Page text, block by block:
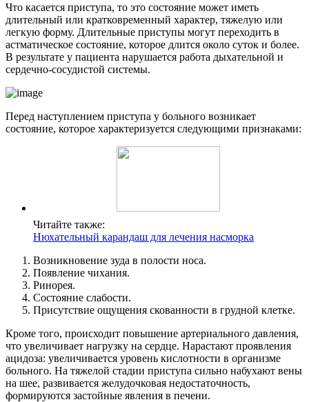
Что касается приступа, то это состояние может иметь
длительный или кратковременный характер, тяжелую или
легкую форму. Длительные приступы могут переходить в
астматическое состояние, которое длится около суток и более.
В результате у пациента нарушается работа дыхательной и
сердечно-сосудистой системы.
Перед наступлением приступа у больного возникает
состояние, которое характеризуется следующими признаками:
Читайте также:
Нюхательный карандаш для лечения насморка
Возникновение зуда в полости носа.
Появление чихания.
Ринорея.
Состояние слабости.
Присутствие ощущения скованности в грудной клетке.
Кроме того, происходит повышение артериального давления,
что увеличивает нагрузку на сердце. Нарастают проявления
ацидоза: увеличивается уровень кислотности в организме
больного. На тяжелой стадии приступа сильно набухают вены
на шее, развивается желудочковая недостаточность,
формируются застойные явления в печени.